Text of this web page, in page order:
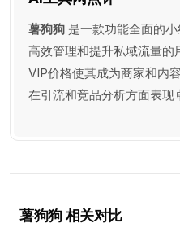
薯狗狗 是一款功能全面的
高效管理和提升私域流量的
VIP价格使其成为商家和内
在引流和竞品分析方面表现
薯狗狗 相关对比